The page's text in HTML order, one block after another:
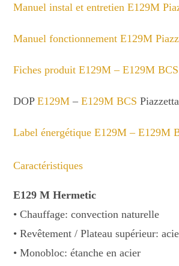
Manuel instal et entretien E129M
Manuel fonctionnement E129M
Fiches produit E129M – E129M
DOPE129M –E129M BCS Piazzetta
Label énergétique E129M – E129M
Caractéristiques
E129 M Hermetic
• Chauffage: convection naturelle
• Revêtement / Plateau supérieur:
• Monobloc: étanche en acier